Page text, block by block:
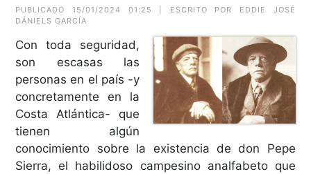
PUBLICADO 15/01/2024 01:25 | ESCRITO POR EDDIE JOSÉ
DÁNIELS GARCÍA
Con toda seguridad,
son escasas las
personas en el país -y
concretamente en la
Costa Atlántica- que
tienen algún
conocimiento sobre la existencia de don Pepe
Sierra, el habilidoso campesino analfabeto que